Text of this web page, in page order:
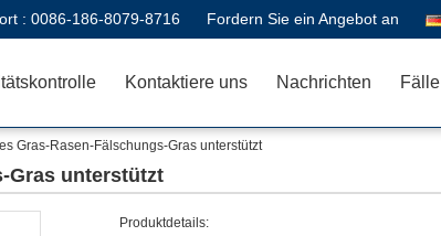
: 0086-186-8079-8716 Fordern Sie ein Angebot an
Kontaktiere uns Nachrichten Fälle
Gras-Rasen-Fälschungs-Gras unterstützt
Gras unterstützt
Produktdetails: